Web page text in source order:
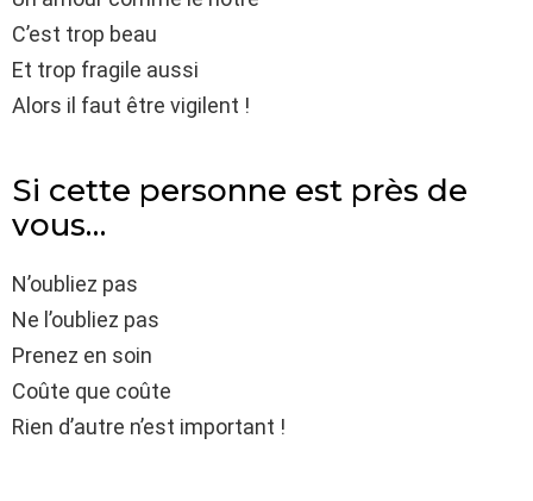
C’est trop beau
Et trop fragile aussi
Alors il faut être vigilent !
Si cette personne est près de
vous…
N’oubliez pas
Ne l’oubliez pas
Prenez en soin
Coûte que coûte
Rien d’autre n’est important !